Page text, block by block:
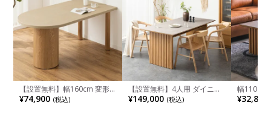
【設置無料】幅160cm 変形
半円 ダイニングテーブル モ
ルタル風 LENAS コンクリー
¥74,900 (税込)
【設置無料】4人用 ダイニン
グテーブルセット 5点 LUGA
セラミックテーブル おしゃれ
¥149,000 (税込)
幅110cm
木目調 リ
付き 長方
¥32,800